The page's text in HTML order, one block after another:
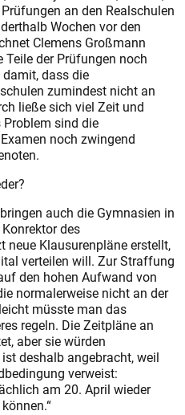
an den Realschulen
Wochen vor den
Clemens Großmann
der Prüfungen noch
dass die
zumindest nicht an
ließe sich viel Zeit und
sind die
noch zwingend
auch die Gymnasien in
des
Klausurenpläne erstellt,
verteilen will. Zur Straffung
den hohen Aufwand von
normalerweise nicht an der
müsste man das
regeln. Die Zeitpläne an
aber sie würden
deshalb angebracht, weil
verweist:
am 20. April wieder